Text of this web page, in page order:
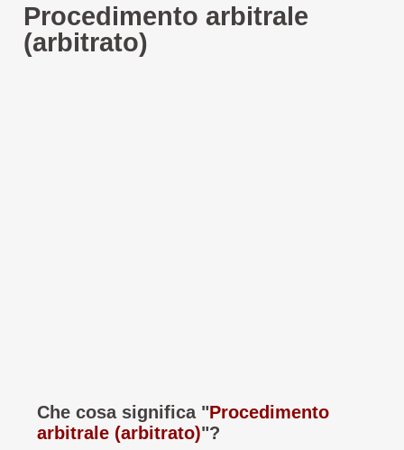
Procedimento arbitrale
(arbitrato)
Che cosa significa "Procedimento
arbitrale (arbitrato)"?